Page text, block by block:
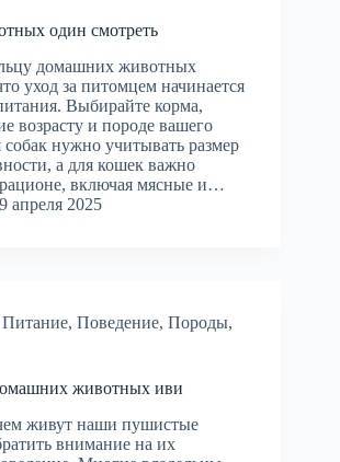
один смотреть
домашних животных
уход за питомцем начинается
Выбирайте корма,
возрасту и породе вашего
нужно учитывать размер
а для кошек важно
рационе, включая мясные и…
апреля 2025
Питание, Поведение, Породы,
животных иви
живут наши пушистые
внимание на их